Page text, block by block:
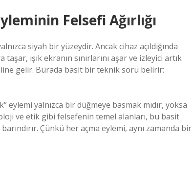
Felsefi Ağırlığı
siyah bir yüzeydir. Ancak cihaz açıldığında
ışık ekranın sınırlarını aşar ve izleyici artık
gelir. Burada basit bir teknik soru belirir:
eylemi yalnızca bir düğmeye basmak mıdır, yoksa
ve etik gibi felsefenin temel alanları, bu basit
Çünkü her açma eylemi, aynı zamanda bir